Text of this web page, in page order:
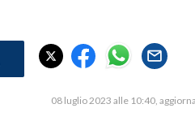
08 luglio 2023 alle 10:40